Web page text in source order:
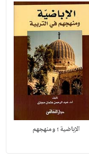
الإباضية ؛ ومنهجهم